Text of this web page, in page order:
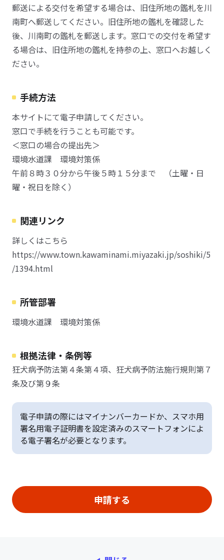
郵送による交付を希望する場合は、旧住所地の鑑札を川
南町へ郵送してください。旧住所地の鑑札を確認した
後、川南町の鑑札を郵送します。窓口での交付を希望す
る場合は、旧住所地の鑑札を持参の上、窓口へお越しく
ださい。
手続方法
本サイトにて電子申請してください。
窓口で手続を行うことも可能です。
＜窓口の場合の提出先＞
環境水道課 環境対策係
午前８時３０分から午後５時１５分まで （土曜・日
曜・祝日を除く）
関連リンク
詳しくはこちら
https://www.town.kawaminami.miyazaki.jp/soshiki/5
/1394.html
所管部署
環境水道課 環境対策係
根拠法律・条例等
狂犬病予防法第４条第４項、狂犬病予防法施行規則第７
条及び第９条
電子申請の際にはマイナンバーカードか、スマホ用
署名用電子証明書を設定済みのスマートフォンによ
る電子署名が必要となります。